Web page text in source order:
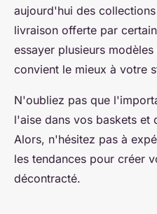
aujourd'hui des
livraison offerte par
essayer plusieurs
convient le mieux à votre
N'oubliez pas que
l'aise dans vos baskets et
Alors, n'hésitez pas à
les tendances pour créer
décontracté.